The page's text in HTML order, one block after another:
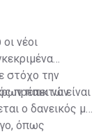
νέοι
στόχο την
παικτών.
πρέπει να είναι
ο δανεικός με
όπως